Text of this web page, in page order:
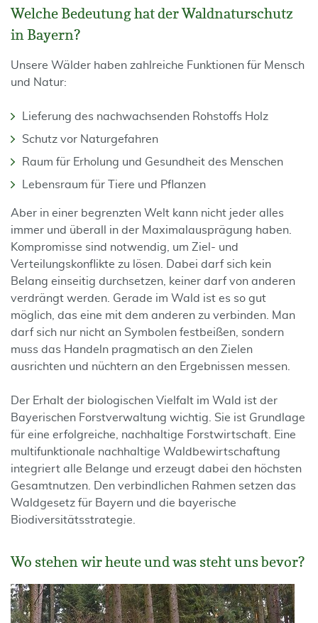
Welche Bedeutung hat der Waldnaturschutz
in Bayern?
Unsere Wälder haben zahlreiche Funktionen für Mensch
und Natur:
Lieferung des nachwachsenden Rohstoffs Holz
Schutz vor Naturgefahren
Raum für Erholung und Gesundheit des Menschen
Lebensraum für Tiere und Pflanzen
Aber in einer begrenzten Welt kann nicht jeder alles
immer und überall in der Maximalausprägung haben.
Kompromisse sind notwendig, um Ziel- und
Verteilungskonflikte zu lösen. Dabei darf sich kein
Belang einseitig durchsetzen, keiner darf von anderen
verdrängt werden. Gerade im Wald ist es so gut
möglich, das eine mit dem anderen zu verbinden. Man
darf sich nur nicht an Symbolen festbeißen, sondern
muss das Handeln pragmatisch an den Zielen
ausrichten und nüchtern an den Ergebnissen messen.
Der Erhalt der biologischen Vielfalt im Wald ist der
Bayerischen Forstverwaltung wichtig. Sie ist Grundlage
für eine erfolgreiche, nachhaltige Forstwirtschaft. Eine
multifunktionale nachhaltige Waldbewirtschaftung
integriert alle Belange und erzeugt dabei den höchsten
Gesamtnutzen. Den verbindlichen Rahmen setzen das
Waldgesetz für Bayern und die bayerische
Biodiversitätsstrategie.
Wo stehen wir heute und was steht uns bevor?